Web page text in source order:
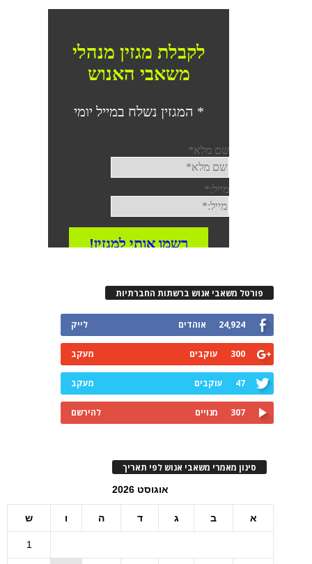
פורטל משאבי אנוש ברשתות החברתיות
24,924 אוהדים לייק
300 עוקבים מעקב
47 עוקבים מעקב
307 מנויים להירשם
סינון מאמרי משאבי אנוש לפי תאריך
אוגוסט 2026
א ב ג ד ה ו ש
1